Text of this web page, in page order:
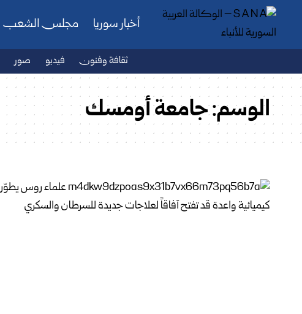
أخبار سوريا مجلس الشعب
ثقافة وفنون فيديو صور
الوسم:جامعة أومسك